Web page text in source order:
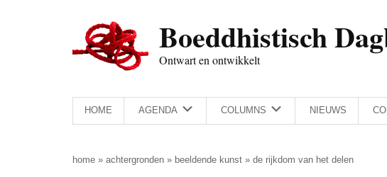
Boeddhistisch
Ontwart en ontwikkelt
HOME AGENDA COLUMNS NIEUWS
home » achtergronden » beeldende kunst » de rijkdom van het delen